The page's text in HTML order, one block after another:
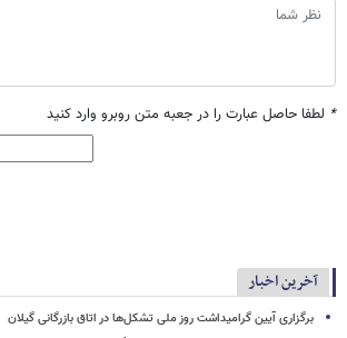
* لطفا حاصل عبارت را در جعبه متن روبرو وارد کنید
آخرین اخبار
برگزاری آیین گرامیداشت روز ملی تشکل‌ها در اتاق بازرگانی گیلان